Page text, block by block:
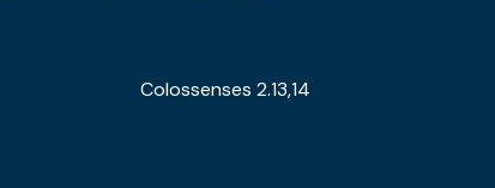
Colossenses 2.13,14